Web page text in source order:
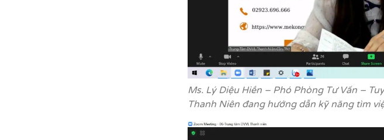
Ms. Lý Diệu Hiền – Phó Phòng Tư Vấn –
Thanh Niên đang hướng dẫn kỹ năng tìm